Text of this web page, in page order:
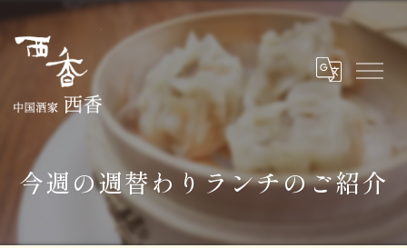
今週の週替わりランチのご紹介